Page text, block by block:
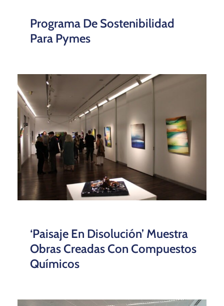
Programa De Sostenibilidad
Para Pymes
‘Paisaje En Disolución’ Muestra
Obras Creadas Con Compuestos
Químicos